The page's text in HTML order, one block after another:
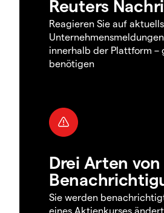
Reuters
Reagieren Sie auf
innerhalb der Plattform –
benötigen
Drei Arten von
Sie werden
eines Aktienkurses